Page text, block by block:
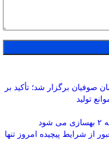
برگزار شد؛ تأکید بر
تولید
از شرایط پیچیده امروز تنها